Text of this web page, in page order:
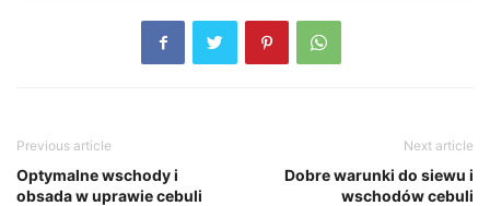
Previous article
Optymalne wschody i
obsada w uprawie cebuli
Next article
Dobre warunki do siewu i
wschodów cebuli